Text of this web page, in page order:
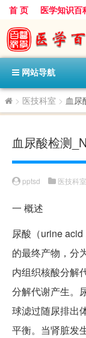
首 页 医学知识百
心血管病科
呼吸科
内分泌科
口腔科
网站导航
> 医技科室 > 血尿
血尿酸检测
pptsd 医技科室
一 概述
尿酸（urine
的最终产物，分
内组织核酸分解
分解代谢产生。
球滤过随尿排出
平衡。当肾脏发